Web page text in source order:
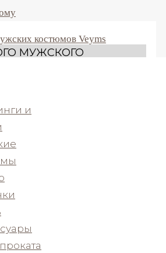
костюмов Veyms
и
МУЖСКОГО
/ Прокат серого мужского
мужской смокинг